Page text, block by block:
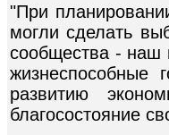
"При
могли сделать
сообщества - наш
жизнеспособные
развитию
благосостояние